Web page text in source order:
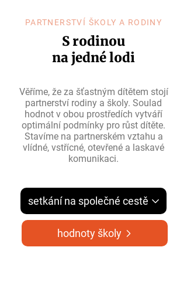
PARTNERSTVÍ ŠKOLY A RODINY
S rodinou
na jedné lodi
Věříme, že za šťastným dítětem stojí
partnerství rodiny a školy. Soulad
hodnot v obou prostředích vytváří
optimální podmínky pro růst dítěte.
Stavíme na partnerském vztahu a
vlídné, vstřícné, otevřené a laskavé
komunikaci.
setkání na společné cestě
hodnoty školy